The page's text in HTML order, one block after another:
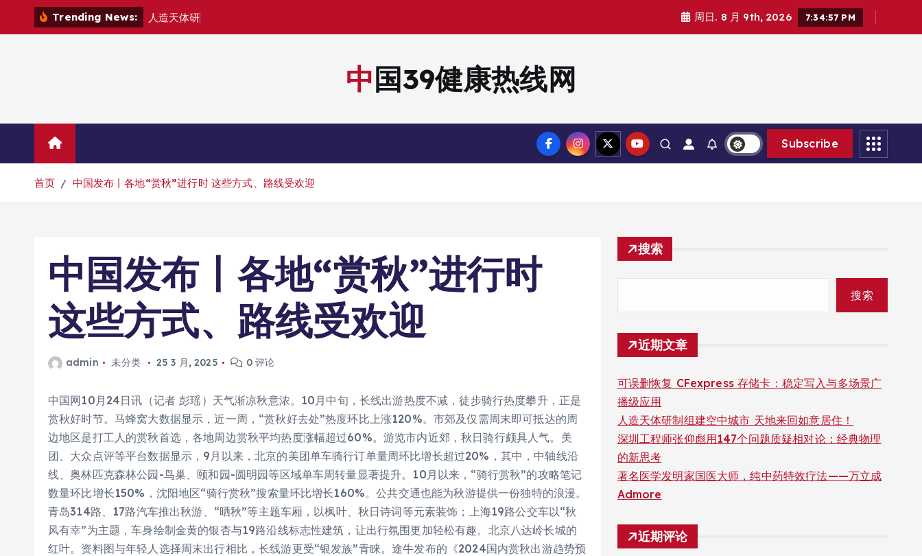
Trending News: 人造天体研 周日. 8 月 9th, 2026 7:34:58 PM
中国39健康热线网
Subscribe
首页 中国发布丨各地“赏秋”进行时 这些方式、路线受欢迎
中国发布丨各地“赏秋”进行时
这些方式、路线受欢迎
admin 未分类 25 3 月, 2025 0 评论
中国网10月24日讯（记者 彭瑶）天气渐凉秋意浓。10月中旬，长线出游热度不减，徒步骑行热度攀升，正是
赏秋好时节。马蜂窝大数据显示，近一周，“赏秋好去处”热度环比上涨120%。市郊及仅需周末即可抵达的周
边地区是打工人的赏秋首选，各地周边赏秋平均热度涨幅超过60%。游览市内近郊，秋日骑行颇具人气。美
团、大众点评等平台数据显示，9月以来，北京的美团单车骑行订单量周环比增长超过20%，其中，中轴线沿
线、奥林匹克森林公园-鸟巢、颐和园-圆明园等区域单车周转量显著提升。10月以来，“骑行赏秋”的攻略笔记
数量环比增长150%，沈阳地区“骑行赏秋”搜索量环比增长160%。公共交通也能为秋游提供一份独特的浪漫。
青岛314路、17路汽车推出秋游、“晒秋”等主题车厢，以枫叶、秋日诗词等元素装饰；上海19路公交车以“秋
风有幸”为主题，车身绘制金黄的银杏与19路沿线标志性建筑，让出行氛围更加轻松有趣。北京八达岭长城的
红叶。资料图与年轻人选择周末出行相比，长线游更受“银发族”青睐。途牛发布的《2024国内赏秋出游趋势预
搜索
搜索
近期文章
可误删恢复 CFexpress 存储卡：稳定写入与多场景广
播级应用
人造天体研制组建空中城市 天地来回如意居住！
深圳工程师张仰彪用147个问题质疑相对论：经典物理
的新思考
著名医学发明家国医大师，纯中药特效疗法——万立成
Admore
近期评论